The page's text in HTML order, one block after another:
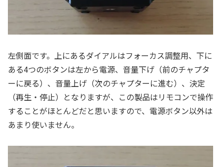
左側面です。上にあるダイアルはフォーカス調整用、下に
ある4つのボタンは左から電源、音量下げ（前のチャプタ
ーに戻る）、音量上げ（次のチャプターに進む）、決定
（再生・停止）となりますが、この製品はリモコンで操作
することがほとんどだと思いますので、電源ボタン以外は
あまり使いません。